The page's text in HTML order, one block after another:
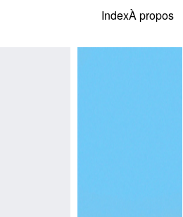
IndexÀ propos